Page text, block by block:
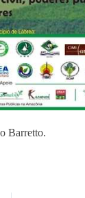
Barretto.